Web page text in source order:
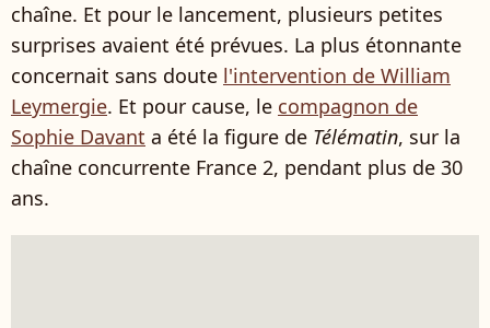
chaîne. Et pour le lancement, plusieurs petites
surprises avaient été prévues. La plus étonnante
concernait sans doute l'intervention de William
Leymergie. Et pour cause, le compagnon de
Sophie Davant a été la figure de Télématin, sur la
chaîne concurrente France 2, pendant plus de 30
ans.